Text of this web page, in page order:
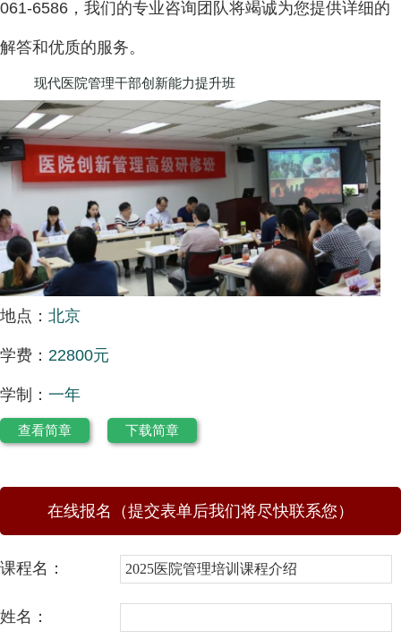
061-6586，我们的专业咨询团队将竭诚为您提供详细的
解答和优质的服务。
现代医院管理干部创新能力提升班
地点： 北京
学费： 22800元
学制： 一年
查看简章 下载简章
在线报名（提交表单后我们将尽快联系您）
课程名：
姓名：